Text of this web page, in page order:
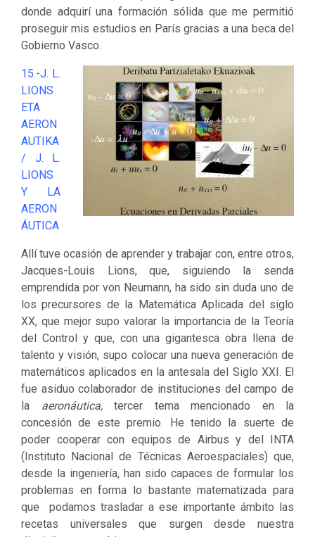
donde adquirí una formación sólida que me permitió
proseguir mis estudios en París gracias a una beca del
Gobierno Vasco.
15.-J. L.
LIONS
ETA
AERON
AUTIKA
/ J. L.
LIONS
Y LA
AERON
ÁUTICA
Allí tuve ocasión de aprender y trabajar con, entre otros,
Jacques-Louis Lions, que, siguiendo la senda
emprendida por von Neumann, ha sido sin duda uno de
los precursores de la Matemática Aplicada del siglo
XX, que mejor supo valorar la importancia de la Teoría
del Control y que, con una gigantesca obra llena de
talento y visión, supo colocar una nueva generación de
matemáticos aplicados en la antesala del Siglo XXI. El
fue asiduo colaborador de instituciones del campo de
la aeronáutica,tercer tema mencionado en la
concesión de este premio. He tenido la suerte de
poder cooperar con equipos de Airbus y del INTA
(Instituto Nacional de Técnicas Aeroespaciales) que,
desde la ingeniería, han sido capaces de formular los
problemas en forma lo bastante matematizada para
que podamos trasladar a ese importante ámbito las
recetas universales que surgen desde nuestra